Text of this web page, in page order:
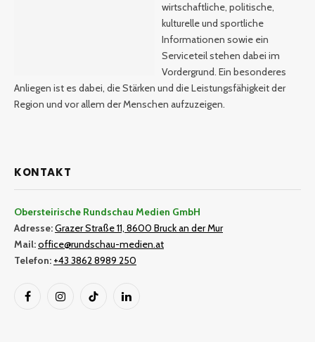
wirtschaftliche, politische,
kulturelle und sportliche
Informationen sowie ein
Serviceteil stehen dabei im
Vordergrund. Ein besonderes
Anliegen ist es dabei, die Stärken und die Leistungsfähigkeit der
Region und vor allem der Menschen aufzuzeigen.
KONTAKT
Obersteirische Rundschau Medien GmbH
Adresse:Grazer Straße 11, 8600 Bruck an der Mur
Mail:office@rundschau-medien.at
Telefon: +43 3862 8989 250
FacebookInstagramTikTok LinkedIn